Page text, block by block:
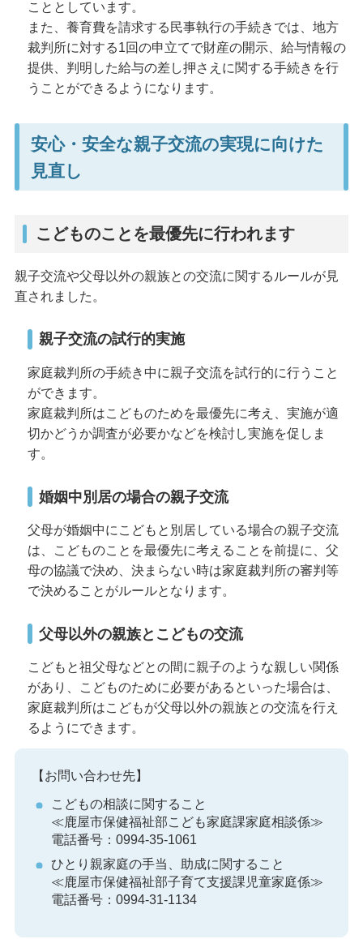
こととしています。
また、養育費を請求する民事執行の手続きでは、地方
裁判所に対する1回の申立てで財産の開示、給与情報の
提供、判明した給与の差し押さえに関する手続きを行
うことができるようになります。
安心・安全な親子交流の実現に向けた
見直し
こどものことを最優先に行われます
親子交流や父母以外の親族との交流に関するルールが見
直されました。
親子交流の試行的実施
家庭裁判所の手続き中に親子交流を試行的に行うこと
ができます。
家庭裁判所はこどものためを最優先に考え、実施が適
切かどうか調査が必要かなどを検討し実施を促しま
す。
婚姻中別居の場合の親子交流
父母が婚姻中にこどもと別居している場合の親子交流
は、こどものことを最優先に考えることを前提に、父
母の協議で決め、決まらない時は家庭裁判所の審判等
で決めることがルールとなります。
父母以外の親族とこどもの交流
こどもと祖父母などとの間に親子のような親しい関係
があり、こどものために必要があるといった場合は、
家庭裁判所はこどもが父母以外の親族との交流を行え
るようにできます。
【お問い合わせ先】
こどもの相談に関すること
≪鹿屋市保健福祉部こども家庭課家庭相談係≫
電話番号：0994-35-1061
ひとり親家庭の手当、助成に関すること
≪鹿屋市保健福祉部子育て支援課児童家庭係≫
電話番号：0994-31-1134